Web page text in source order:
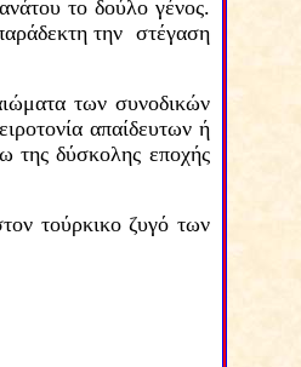
το δούλο γένος.
την στέγαση
των συνοδικών
απαίδευτων ή
της δύσκολης εποχής
τούρκικο ζυγό των